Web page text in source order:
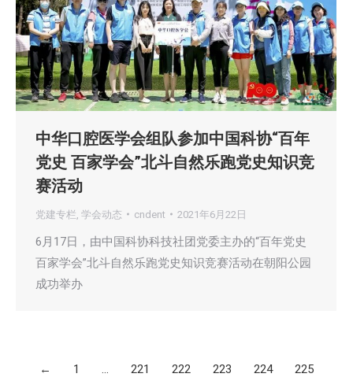
中华口腔医学会组队参加中国科协“百年
党史 百家学会”北斗自然乐跑党史知识竞
赛活动
党建专栏 学会动态 cndent 2021年6月22日
6月17日，由中国科协科技社团党委主办的“百年党史
百家学会”北斗自然乐跑党史知识竞赛活动在朝阳公园
成功举办
← 1 … 221 222 223 224 225